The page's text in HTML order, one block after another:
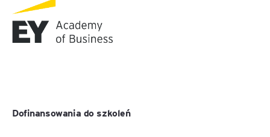
Dofinansowania do szkoleń